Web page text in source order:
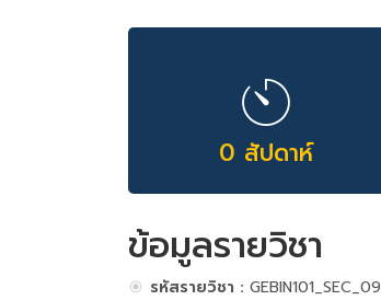
0 สัปดาห์
ข้อมูลรายวิชา
รหัสรายวิชา : GEBIN101_SEC_09